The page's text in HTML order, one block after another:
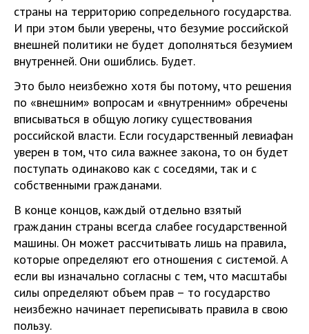
страны на территорию сопредельного государства.
И при этом были уверены, что безумие российской
внешней политики не будет дополняться безумием
внутренней. Они ошиблись. Будет.
Это было неизбежно хотя бы потому, что решения
по «внешним» вопросам и «внутренним» обречены
вписываться в общую логику существования
российской власти. Если государственный левиафан
уверен в том, что сила важнее закона, то он будет
поступать одинаково как с соседями, так и с
собственными гражданами.
В конце концов, каждый отдельно взятый
гражданин страны всегда слабее государственной
машины. Он может рассчитывать лишь на правила,
которые определяют его отношения с системой. А
если вы изначально согласны с тем, что масштабы
силы определяют объем прав – то государство
неизбежно начинает переписывать правила в свою
пользу.